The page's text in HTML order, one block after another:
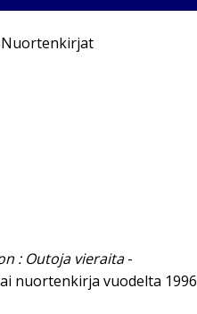
Nuortenkirjat
: Outoja vieraita-
nuortenkirja vuodelta 1996